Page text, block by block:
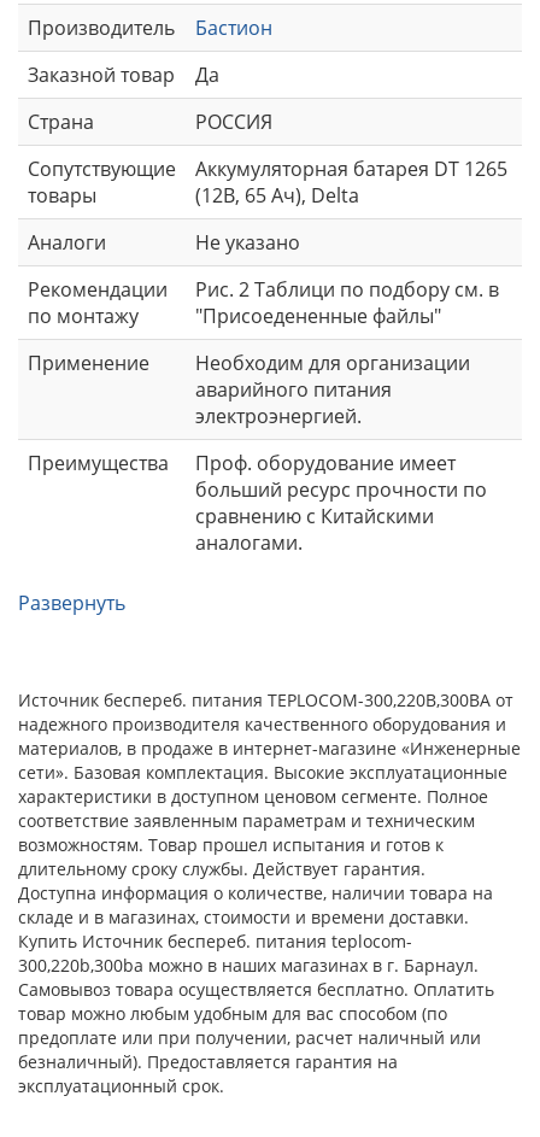
Производитель
Бастион
Заказной товар
Да
Страна
РОССИЯ
Сопутствующие
товары
Аккумуляторная батарея DT 1265
(12В, 65 Ач), Delta
Аналоги
Не указано
Рекомендации
по монтажу
Рис. 2 Таблици по подбору см. в
"Присоедененные файлы"
Применение
Необходим для организации
аварийного питания
электроэнергией.
Преимущества
Проф. оборудование имеет
больший ресурс прочности по
сравнению с Китайскими
аналогами.
Развернуть
Источник беспереб. питания TEPLOCOM-300,220B,300BA от
надежного производителя качественного оборудования и
материалов, в продаже в интернет-магазине «Инженерные
сети». Базовая комплектация. Высокие эксплуатационные
характеристики в доступном ценовом сегменте. Полное
соответствие заявленным параметрам и техническим
возможностям. Товар прошел испытания и готов к
длительному сроку службы. Действует гарантия.
Доступна информация о количестве, наличии товара на
складе и в магазинах, стоимости и времени доставки.
Купить Источник беспереб. питания teplocom-
300,220b,300ba можно в наших магазинах в г. Барнаул.
Самовывоз товара осуществляется бесплатно. Оплатить
товар можно любым удобным для вас способом (по
предоплате или при получении, расчет наличный или
безналичный). Предоставляется гарантия на
эксплуатационный срок.